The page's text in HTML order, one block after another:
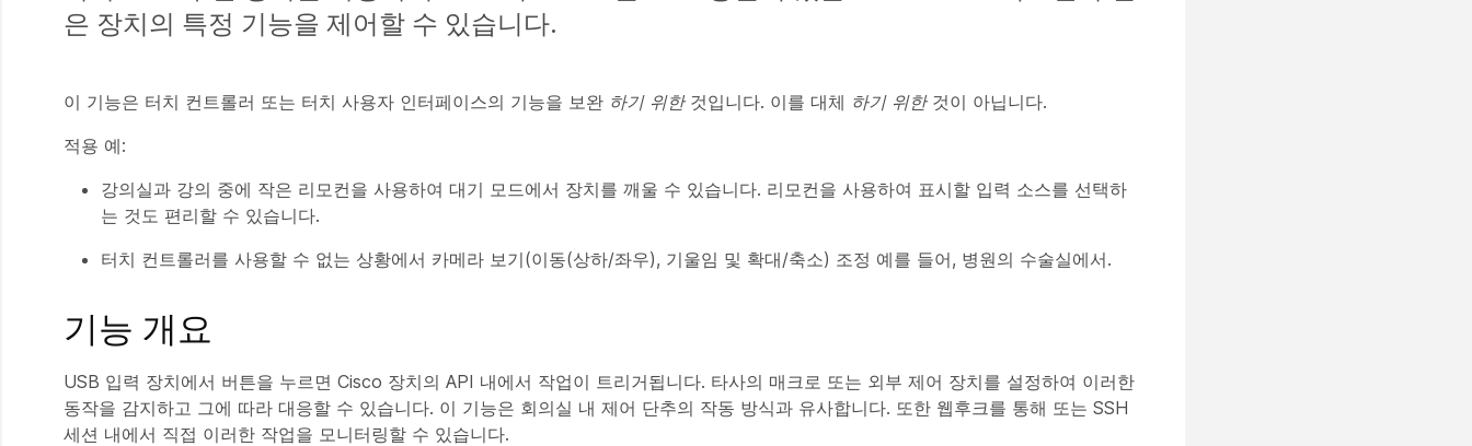
은 장치의 특정 기능을 제어할 수 있습니다.
이 기능은 터치 컨트롤러 또는 터치 사용자 인터페이스의 기능을 보완 하기 위한것입니다. 이를 대체 하기 위한것이 아닙니다.
적용 예:
강의실과 강의 중에 작은 리모컨을 사용하여 대기 모드에서 장치를 깨울 수 있습니다. 리모컨을 사용하여 표시할 입력 소스를 선택하
는 것도 편리할 수 있습니다.
터치 컨트롤러를 사용할 수 없는 상황에서 카메라 보기(이동(상하/좌우), 기울임 및 확대/축소) 조정 예를 들어, 병원의 수술실에서.
기능 개요
USB 입력 장치에서 버튼을 누르면 Cisco 장치의 API 내에서 작업이 트리거됩니다. 타사의 매크로 또는 외부 제어 장치를 설정하여 이러한
동작을 감지하고 그에 따라 대응할 수 있습니다. 이 기능은 회의실 내 제어 단추의 작동 방식과 유사합니다. 또한 웹후크를 통해 또는 SSH
세션 내에서 직접 이러한 작업을 모니터링할 수 있습니다.